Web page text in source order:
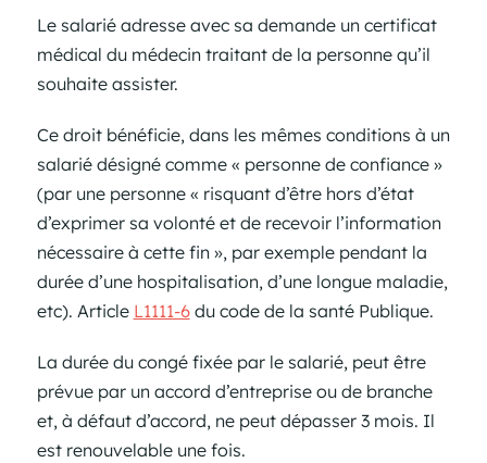
Le salarié adresse avec sa demande un certificat
médical du médecin traitant de la personne qu’il
souhaite assister.
Ce droit bénéficie, dans les mêmes conditions à un
salarié désigné comme « personne de confiance »
(par une personne « risquant d’être hors d’état
d’exprimer sa volonté et de recevoir l’information
nécessaire à cette fin », par exemple pendant la
durée d’une hospitalisation, d’une longue maladie,
etc). Article L1111-6du code de la santé Publique.
La durée du congé fixée par le salarié, peut être
prévue par un accord d’entreprise ou de branche
et, à défaut d’accord, ne peut dépasser 3 mois. Il
est renouvelable une fois.